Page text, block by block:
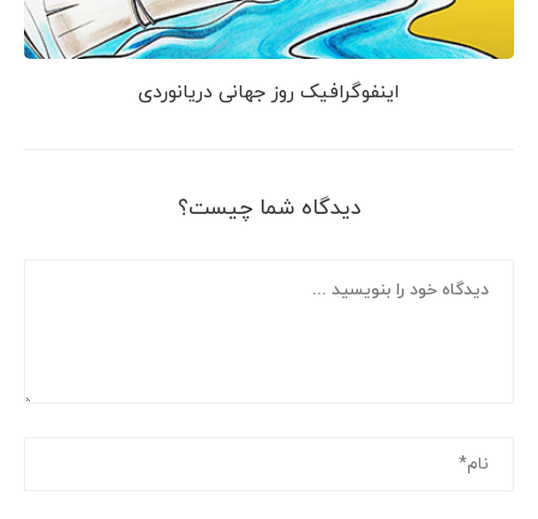
اینفوگرافیک روز جهانی دریانوردی
دیدگاه شما چیست؟